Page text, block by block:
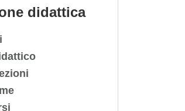
didattica